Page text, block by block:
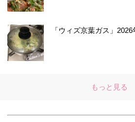
「ウィズ京葉ガス」
もっと見る